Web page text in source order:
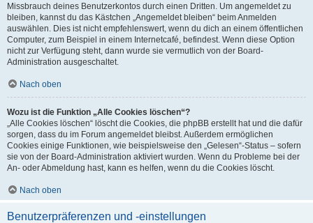
Missbrauch deines Benutzerkontos durch einen Dritten. Um angemeldet zu
bleiben, kannst du das Kästchen „Angemeldet bleiben“ beim Anmelden
auswählen. Dies ist nicht empfehlenswert, wenn du dich an einem öffentlichen
Computer, zum Beispiel in einem Internetcafé, befindest. Wenn diese Option
nicht zur Verfügung steht, dann wurde sie vermutlich von der Board-
Administration ausgeschaltet.
Nach oben
Wozu ist die Funktion „Alle Cookies löschen“?
„Alle Cookies löschen“ löscht die Cookies, die phpBB erstellt hat und die dafür
sorgen, dass du im Forum angemeldet bleibst. Außerdem ermöglichen
Cookies einige Funktionen, wie beispielsweise den „Gelesen“-Status – sofern
sie von der Board-Administration aktiviert wurden. Wenn du Probleme bei der
An- oder Abmeldung hast, kann es helfen, wenn du die Cookies löscht.
Nach oben
Benutzerpräferenzen und -einstellungen